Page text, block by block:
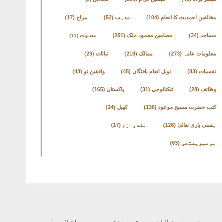
مخالفینِ احمدیت کا انجام (104) مذہب(52) مزاح(17)
مساجد(34) مضامین محمود ملک(251) معدنیات(11)
معلومات عامہ (273) ممالک(218) نباتات(23)
نفسیات(83) نوبل انعام یافتگان(45) واقفین نو (43)
وظائف(28) ٹیکنالوجی(31) پاکستان(165)
کتب حضرت مسیح موعود(136) کھیل (34)
ہستی باری تعالیٰ(126) ہندوازم (17)
ہومیوپیتھی (63)